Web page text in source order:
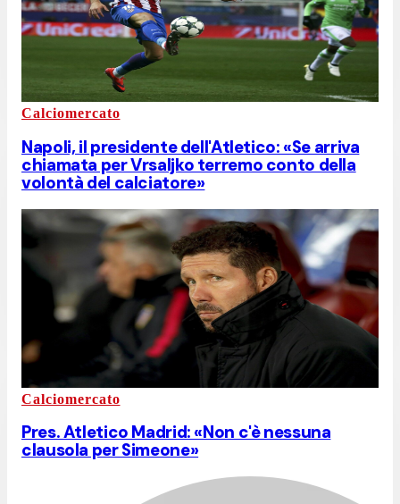
Calciomercato
Napoli, il presidente dell'Atletico: «Se arriva
chiamata per Vrsaljko terremo conto della
volontà del calciatore»
Calciomercato
Pres. Atletico Madrid: «Non c'è nessuna
clausola per Simeone»